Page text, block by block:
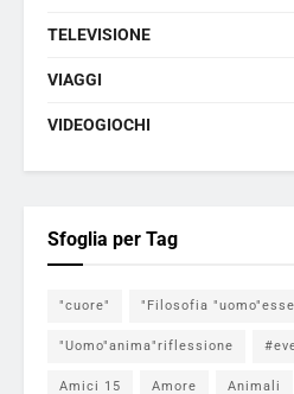
TELEVISIONE
VIAGGI
VIDEOGIOCHI
Sfoglia per Tag
"cuore" "Filosofia
"Uomo"anima"riflessione
Amici 15 Amore Animali